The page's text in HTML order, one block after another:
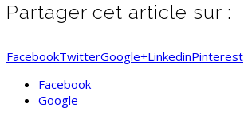
Partager cet article sur :
FacebookTwitterGoogle+LinkedinPinterest
Facebook
Google